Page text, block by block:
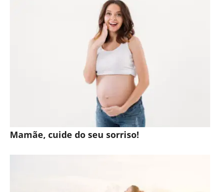
Mamãe, cuide do seu sorriso!